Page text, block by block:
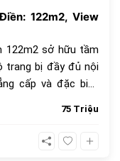
122m2, View
122m2 sở hữu tầm
trang bị đầy đủ nội
cấp và đặc biệt
75 Triệu